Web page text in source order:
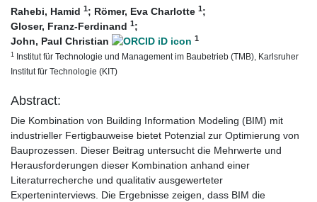
Rahebi, Hamid 1; Römer, Eva Charlotte 1;
Gloser, Franz-Ferdinand 1;
John, Paul Christian
1
1 Institut für Technologie und Management im Baubetrieb (TMB), Karlsruher
Institut für Technologie (KIT)
Abstract:
Die Kombination von Building Information Modeling (BIM) mit
industrieller Fertigbauweise bietet Potenzial zur Optimierung von
Bauprozessen. Dieser Beitrag untersucht die Mehrwerte und
Herausforderungen dieser Kombination anhand einer
Literaturrecherche und qualitativ ausgewerteter
Experteninterviews. Die Ergebnisse zeigen, dass BIM die